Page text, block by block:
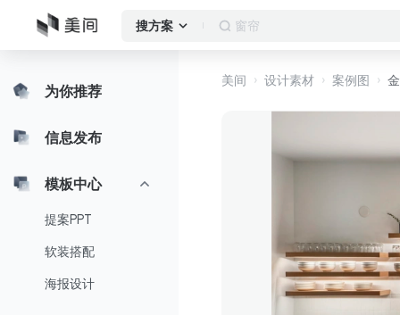
搜方案 卧室
为你推荐
信息发布
模板中心
提案PPT
软装搭配
海报设计
美间 设计素材 案例图